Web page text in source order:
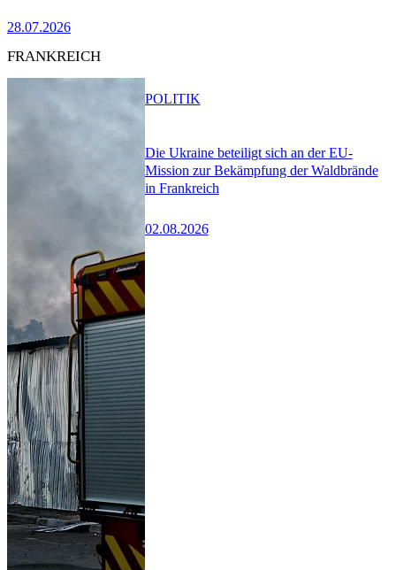
28.07.2026
FRANKREICH
Die Ukraine beteiligt sich an der EU-
Mission zur Bekämpfung der Waldbrände
in Frankreich
02.08.2026
POLITIK